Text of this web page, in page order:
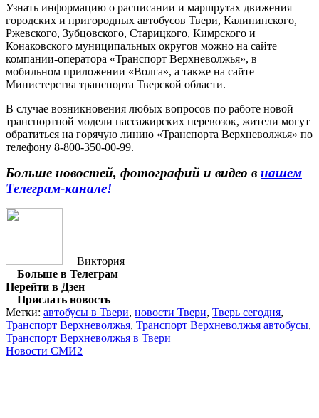
Узнать информацию о расписании и маршрутах движения
городских и пригородных автобусов Твери, Калининского,
Ржевского, Зубцовского, Старицкого, Кимрского и
Конаковского муниципальных округов можно на сайте
компании-оператора «Транспорт Верхневолжья», в
мобильном приложении «Волга», а также на сайте
Министерства транспорта Тверской области.
В случае возникновения любых вопросов по работе новой
транспортной модели пассажирских перевозок, жители могут
обратиться на горячую линию «Транспорта Верхневолжья» по
телефону 8-800-350-00-99.
Больше новостей, фотографий и видео в нашем
Телеграм-канале!
Виктория
Больше в Телеграм
Перейти в Дзен
Прислать новость
Метки: автобусы в Твери, новости Твери, Тверь сегодня,
Транспорт Верхневолжья, Транспорт Верхневолжья автобусы,
Транспорт Верхневолжья в Твери
Новости СМИ2